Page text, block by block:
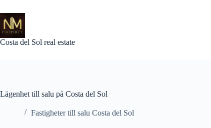
to
content
Costa del Sol real estate
Lägenhet till salu på Costa del Sol
Fastigheter till salu Costa del Sol